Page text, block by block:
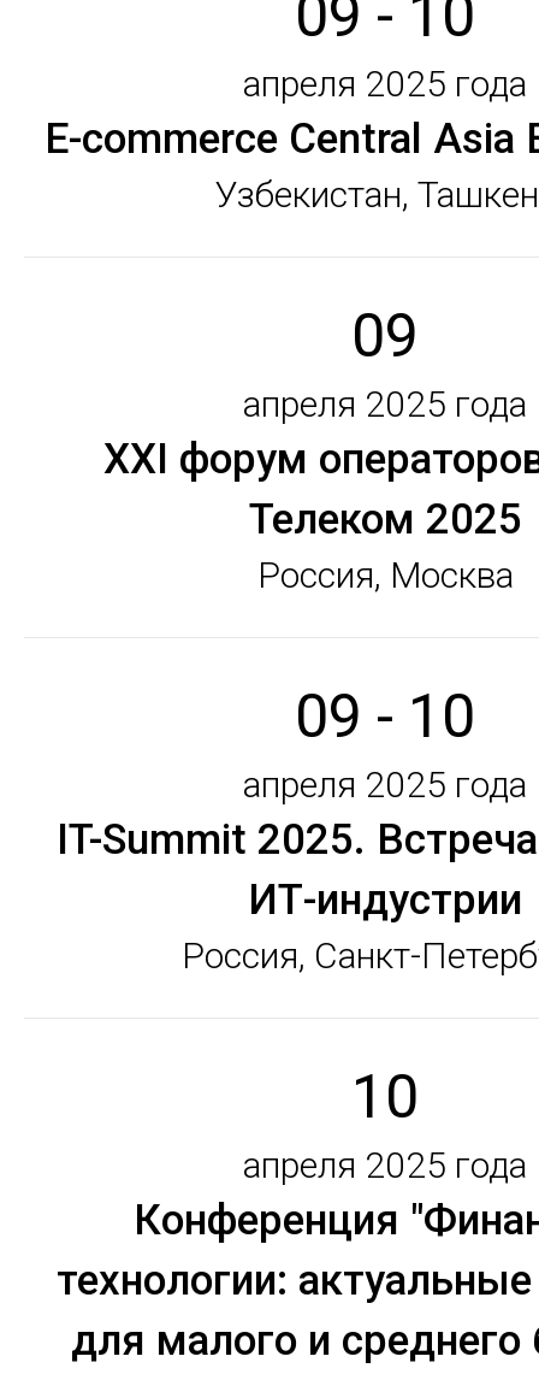
09 - 10
апреля 2025 года
E-commerce Central Asia
Узбекистан,
09
апреля 2025 года
ХХI форум
Телеком 2025
Россия, Москва
09 - 10
апреля 2025 года
IT-Summit 2025.
ИТ-индустрии
Россия, Санкт-
10
апреля 2025 года
Конференция
технологии:
для малого и среднего